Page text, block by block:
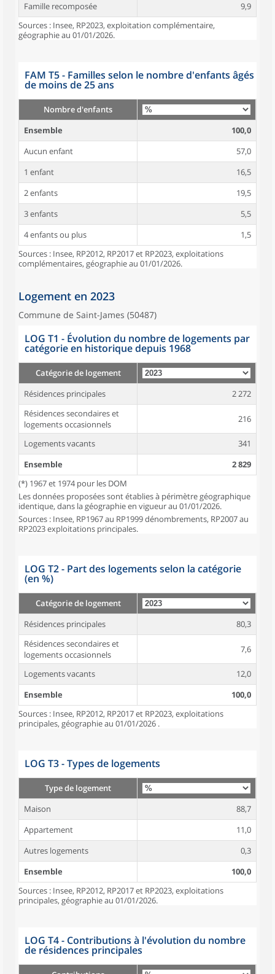
Famille recomposée
9,9
Sources : Insee, RP2023, exploitation complémentaire,
géographie au 01/01/2026.
FAM T5 - Familles selon le nombre d'enfants âgés
de moins de 25 ans
Nombre d'enfants
Ensemble
100,0
Aucun enfant
57,0
1 enfant
16,5
2 enfants
19,5
3 enfants
5,5
4 enfants ou plus
1,5
Sources : Insee, RP2012, RP2017 et RP2023, exploitations
complémentaires, géographie au 01/01/2026.
Logement en 2023
Commune de Saint-James (50487)
LOG T1 - Évolution du nombre de logements par
catégorie en historique depuis 1968
Catégorie de logement
Résidences principales
2 272
Résidences secondaires et
logements occasionnels
216
Logements vacants
341
Ensemble
2 829
(*) 1967 et 1974 pour les DOM
Les données proposées sont établies à périmètre géographique
identique, dans la géographie en vigueur au 01/01/2026.
Sources : Insee, RP1967 au RP1999 dénombrements, RP2007 au
RP2023 exploitations principales.
LOG T2 - Part des logements selon la catégorie
(en %)
Catégorie de logement
Résidences principales
80,3
Résidences secondaires et
logements occasionnels
7,6
Logements vacants
12,0
Ensemble
100,0
Sources : Insee, RP2012, RP2017 et RP2023, exploitations
principales, géographie au 01/01/2026 .
LOG T3 - Types de logements
Type de logement
Maison
88,7
Appartement
11,0
Autres logements
0,3
Ensemble
100,0
Sources : Insee, RP2012, RP2017 et RP2023, exploitations
principales, géographie au 01/01/2026.
LOG T4 - Contributions à l'évolution du nombre
de résidences principales